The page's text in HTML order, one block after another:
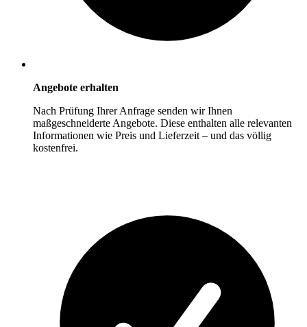
Angebote erhalten
Nach Prüfung Ihrer Anfrage senden wir Ihnen
maßgeschneiderte Angebote. Diese enthalten alle relevanten
Informationen wie Preis und Lieferzeit – und das völlig
kostenfrei.